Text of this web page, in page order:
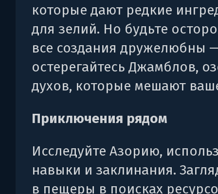
которые дают редкие
для зелий. Но будьте
все создания дружелюбны
остерегайтесь Джамблов,
духов, которые мешают
Приключения рядом
Исследуйте Азорию,
навыки и заклинания.
в пещеры в поисках